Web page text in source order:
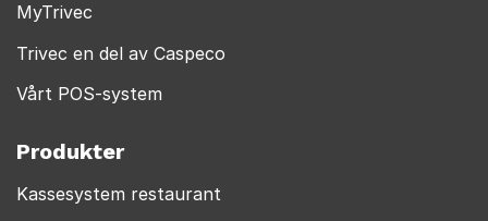
MyTrivec
Trivec en del av Caspeco
Vårt POS-system
Produkter
Kassesystem restaurant